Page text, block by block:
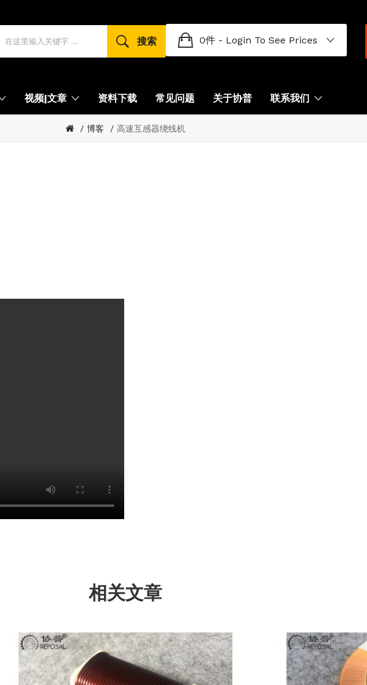
视频|文章 资料下载 常见问题 关于协普 联系我们
搜索 0件 - Login To See Prices
博客 高速互感器绕线机
相关文章